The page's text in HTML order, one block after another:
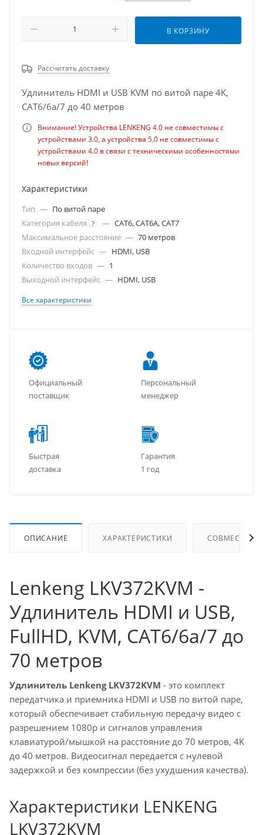
В КОРЗИНУ
Рассчитать доставку
Удлинитель HDMI и USB KVM по витой паре 4K,
CAT6/6a/7 до 40 метров
Внимание! Устройства LENKENG 4.0 не совместимы с
устройствами 3.0, а устройства 5.0 не совместимы с
устройствами 4.0 в связи с техническими особенностями
новых версий!
Характеристики
Тип — По витой паре
Категория кабеля ? — CAT6, CAT6A, CAT7
Максимальное расстояние — 70 метров
Входной интерфейс — HDMI, USB
Количество входов — 1
Выходной интерфейс — HDMI, USB
Все характеристики
Официальный
поставщик
Персональный
менеджер
Быстрая
доставка
Гарантия
1 год
ОПИСАНИЕ ХАРАКТЕРИСТИКИ
Lenkeng LKV372KVM -
Удлинитель HDMI и USB,
FullHD, KVM, CAT6/6a/7 до
70 метров
Удлинитель Lenkeng LKV372KVM - это комплект
передатчика и приемника HDMI и USB по витой паре,
который обеспечивает стабильную передачу видео с
разрешением 1080р и сигналов управления
клавиатурой/мышкой на расстояние до 70 метров, 4K
до 40 метров. Видеосигнал передается с нулевой
задержкой и без компрессии (без ухудшения качества).
Характеристики LENKENG
LKV372KVM